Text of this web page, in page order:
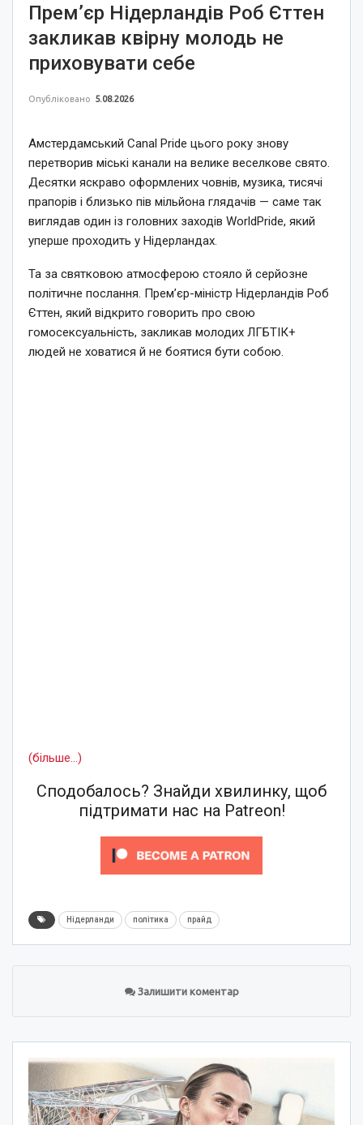
Прем’єр Нідерландів Роб Єттен
закликав квірну молодь не
приховувати себе
Опубліковано 5.08.2026
Амстердамський Canal Pride цього року знову
перетворив міські канали на велике веселкове свято.
Десятки яскраво оформлених човнів, музика, тисячі
прапорів і близько пів мільйона глядачів — саме так
виглядав один із головних заходів WorldPride, який
уперше проходить у Нідерландах.
Та за святковою атмосферою стояло й серйозне
політичне послання. Прем’єр-міністр Нідерландів Роб
Єттен, який відкрито говорить про свою
гомосексуальність, закликав молодих ЛГБТІК+
людей не ховатися й не боятися бути собою.
(більше…)
Сподобалось? Знайди хвилинку, щоб
підтримати нас на Patreon!
Нідерланди політика прайд
Залишити коментар